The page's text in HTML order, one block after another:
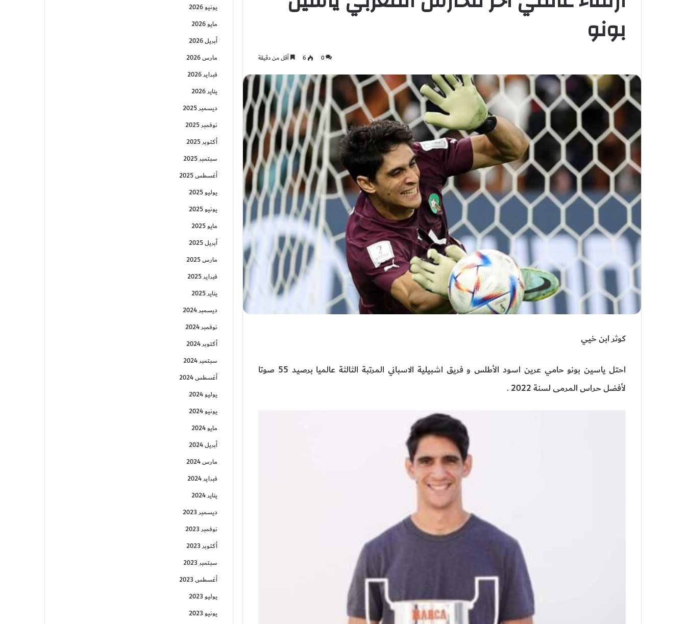
بونو
0
6 أقل من دقيقة
كوثر ابن خيي
احتل ياسين بونو حامي عرين اسود الأطلس و فريق اشبيلية الاسباني المرتبة الثالثة عالميا برصيد 55 صوتا
لأفضل حراس المرمى لسنة 2022 .
يونيو 2026
مايو 2026
أبريل 2026
مارس 2026
فبراير 2026
يناير 2026
ديسمبر 2025
نوفمبر 2025
أكتوبر 2025
سبتمبر 2025
أغسطس 2025
يوليو 2025
يونيو 2025
مايو 2025
أبريل 2025
مارس 2025
فبراير 2025
يناير 2025
ديسمبر 2024
نوفمبر 2024
أكتوبر 2024
سبتمبر 2024
أغسطس 2024
يوليو 2024
يونيو 2024
مايو 2024
أبريل 2024
مارس 2024
فبراير 2024
يناير 2024
ديسمبر 2023
نوفمبر 2023
أكتوبر 2023
سبتمبر 2023
أغسطس 2023
يوليو 2023
يونيو 2023